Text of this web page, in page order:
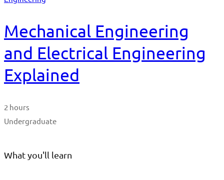
Mechanical Engineering
and Electrical Engineering
Explained
2 hours
Undergraduate
What you'll learn